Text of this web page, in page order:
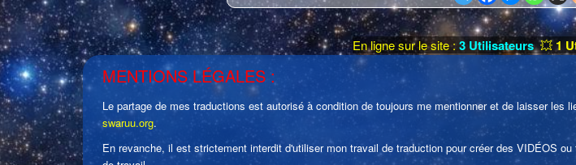
En ligne sur le site : 3 Utilisateurs 💥1
MENTIONS LÉGALES :
Le partage de mes traductions est autorisé à condition de toujours me mentionner et de laisser
swaruu.org.
En revanche, il est strictement interdit d'utiliser mon travail de traduction pour créer des VIDÉOS